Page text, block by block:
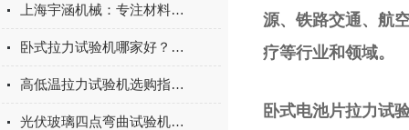
上海宇涵机械：专注材料力学检测，电池片拉力试验机助力光伏品质管控
卧式拉力试验机哪家好？2026年国产实力厂家实测推荐
高低温拉力试验机选购指南：聚焦上海宇涵的技术实力与可靠方案
光伏玻璃四点弯曲试验机的重要性
源、铁路交通、航
疗等行业和领域。
卧式电池片拉力试